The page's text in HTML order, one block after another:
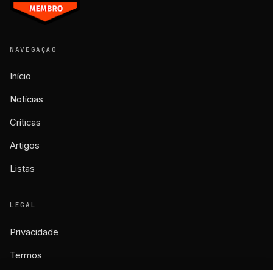
NAVEGAÇÃO
Início
Notícias
Críticas
Artigos
Listas
LEGAL
Privacidade
Termos